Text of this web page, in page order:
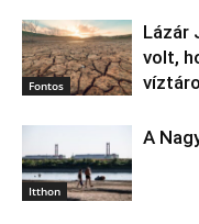
Fontos
Lázár
volt,
Itthon
A